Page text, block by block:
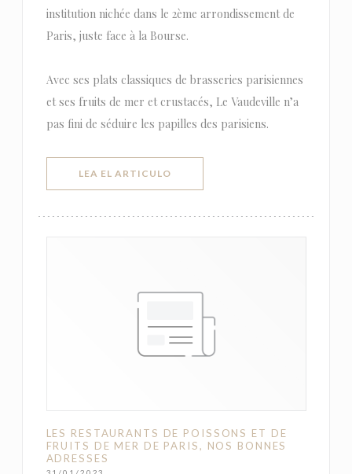
institution nichée dans le 2ème arrondissement de
Paris, juste face à la Bourse.
Avec ses plats classiques de brasseries parisiennes
et ses fruits de mer et crustacés, Le Vaudeville n’a
pas fini de séduire les papilles des parisiens.
LEA EL ARTICULO((ABRE EN UNA NUEVA VENTANA))
LES RESTAURANTS DE POISSONS ET DE
FRUITS DE MER DE PARIS, NOS BONNES
ADRESSES